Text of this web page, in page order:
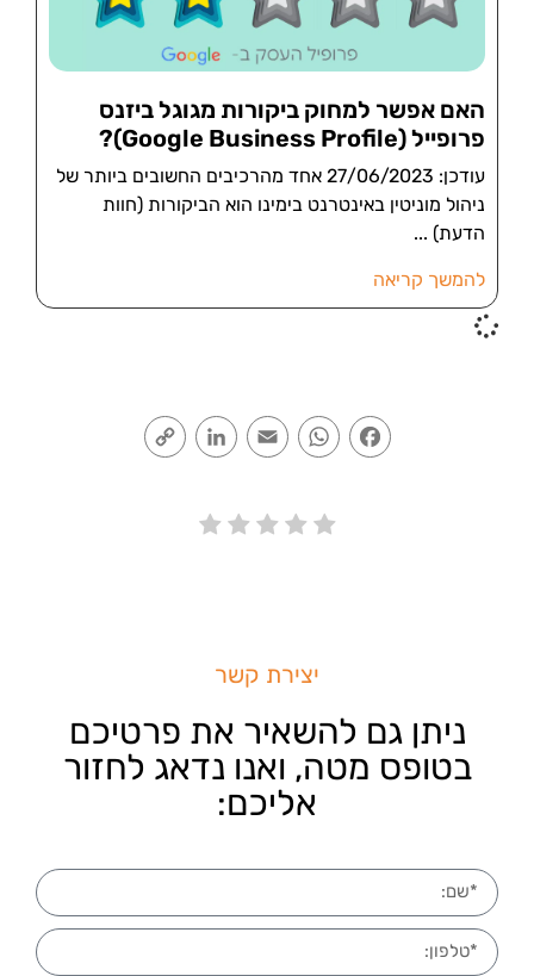
האם אפשר למחוק ביקורות מגוגל ביזנס
פרופייל (Google Business Profile)?
עודכן: 27/06/2023 אחד מהרכיבים החשובים ביותר של
ניהול מוניטין באינטרנט בימינו הוא הביקורות (חוות
הדעת)
להמשך קריאה
Facebook
WhatsApp
Email
LinkedIn
יצירת קשר
ניתן גם להשאיר את פרטיכם
בטופס מטה, ואנו נדאג לחזור
אליכם: